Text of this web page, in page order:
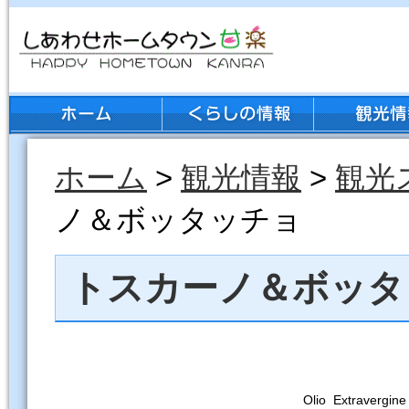
ホーム > 観光情報 > 観光
ノ＆ボッタッチョ
トスカーノ＆ボッ
Olio